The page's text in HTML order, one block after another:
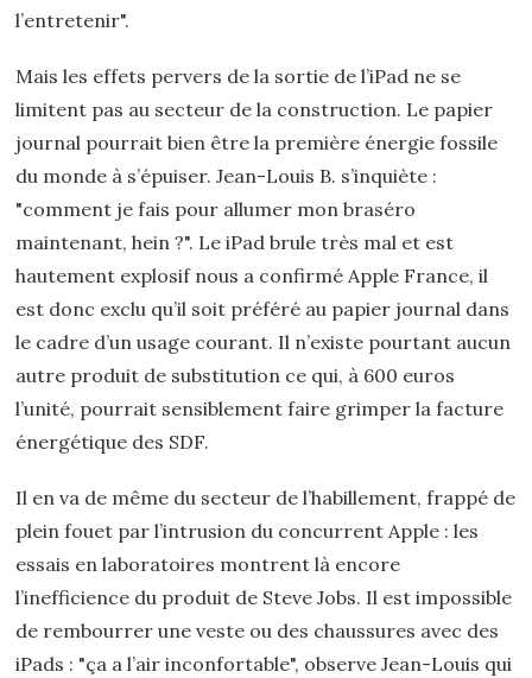
l’entretenir".
Mais les effets pervers de la sortie de l’iPad ne se
limitent pas au secteur de la construction. Le papier
journal pourrait bien être la première énergie fossile
du monde à s’épuiser. Jean-Louis B. s’inquiète :
"comment je fais pour allumer mon braséro
maintenant, hein ?". Le iPad brule très mal et est
hautement explosif nous a confirmé Apple France, il
est donc exclu qu’il soit préféré au papier journal dans
le cadre d’un usage courant. Il n’existe pourtant aucun
autre produit de substitution ce qui, à 600 euros
l’unité, pourrait sensiblement faire grimper la facture
énergétique des SDF.
Il en va de même du secteur de l’habillement, frappé de
plein fouet par l’intrusion du concurrent Apple : les
essais en laboratoires montrent là encore
l’inefficience du produit de Steve Jobs. Il est impossible
de rembourrer une veste ou des chaussures avec des
iPads : "ça a l’air inconfortable", observe Jean-Louis qui